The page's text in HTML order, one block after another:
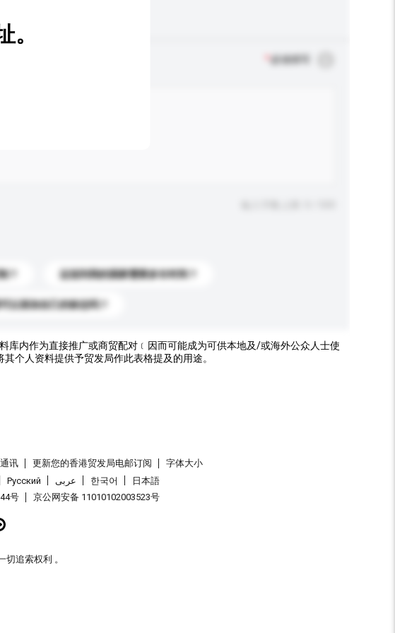
必须填写
？ 运送到我的国家需要多长时间？
可以添加自己的标志吗？
库内作为直接推广或商贸配对﹝因而可能成为可供本地及/或海外公众人士使
个人资料提供予贸发局作此表格提及的用途。
讯 更新您的香港贸发局电邮订阅
字体大小
Pусский عربى 한국어
日本語
号 京公网安备 11010102003523号
追索权利 。